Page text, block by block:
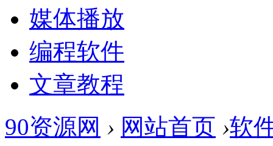
媒体播放
编程软件
文章教程
90资源网 › 网站首页 ›软